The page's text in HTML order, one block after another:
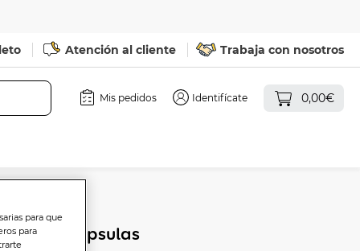
Atención al cliente Trabaja con nosotros
Mis pedidos Identifícate 0,00€
30 cápsulas
para que
para